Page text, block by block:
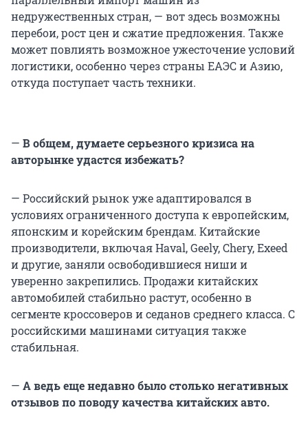
недружественных стран, — вот здесь возможны
перебои, рост цен и сжатие предложения. Также
может повлиять возможное ужесточение условий
логистики, особенно через страны ЕАЭС и Азию,
откуда поступает часть техники.
— В общем, думаете серьезного кризиса на
авторынке удастся избежать?
— Российский рынок уже адаптировался в
условиях ограниченного доступа к европейским,
японским и корейским брендам. Китайские
производители, включая Haval, Geely, Chery, Exeed
и другие, заняли освободившиеся ниши и
уверенно закрепились. Продажи китайских
автомобилей стабильно растут, особенно в
сегменте кроссоверов и седанов среднего класса. С
российскими машинами ситуация также
стабильная.
— А ведь еще недавно было столько негативных
отзывов по поводу качества китайских авто.